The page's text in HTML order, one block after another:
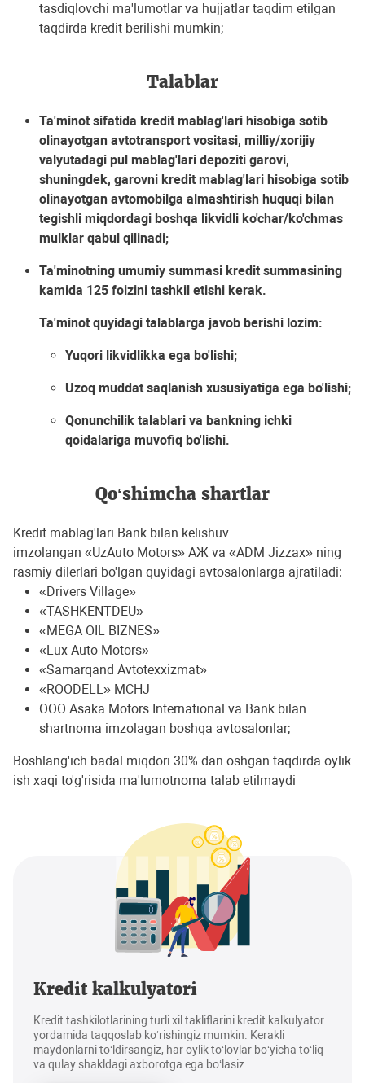
tasdiqlovchi ma'lumotlar va hujjatlar taqdim etilgan
taqdirda kredit berilishi mumkin;
Talablar
Ta'minot sifatida kredit mablag'lari hisobiga sotib
olinayotgan avtotransport vositasi, milliy/xorijiy
valyutadagi pul mablag'lari depoziti garovi,
shuningdek, garovni kredit mablag'lari hisobiga sotib
olinayotgan avtomobilga almashtirish huquqi bilan
tegishli miqdordagi boshqa likvidli ko'char/ko'chmas
mulklar qabul qilinadi;
Ta'minotning umumiy summasi kredit summasining
kamida 125 foizini tashkil etishi kerak.
Ta'minot quyidagi talablarga javob berishi lozim:
Yuqori likvidlikka ega bo'lishi;
Uzoq muddat saqlanish xususiyatiga ega bo'lishi;
Qonunchilik talablari va bankning ichki
qoidalariga muvofiq bo'lishi.
Qo‘shimcha shartlar
Kredit mablag'lari Bank bilan kelishuv
imzolangan «UzAuto Motors» АЖ va «ADM Jizzax» ning
rasmiy dilerlari bo'lgan quyidagi avtosalonlarga ajratiladi:
«Drivers Village»
«TASHKENTDEU»
«MEGA OIL BIZNES»
«Lux Auto Motors»
«Samarqand Avtotexxizmat»
«ROODELL» MCHJ
OOO Asaka Motors International va Bank bilan
shartnoma imzolagan boshqa avtosalonlar;
Boshlang'ich badal miqdori 30% dan oshgan taqdirda oylik
ish xaqi to'g'risida ma'lumotnoma talab etilmaydi
Kredit kalkulyatori
Kredit tashkilotlarining turli xil takliflarini kredit kalkulyator
yordamida taqqoslab ko‘rishingiz mumkin. Kerakli
maydonlarni to‘ldirsangiz, har oylik to‘lovlar bo‘yicha to‘liq
va qulay shakldagi axborotga ega bo‘lasiz.